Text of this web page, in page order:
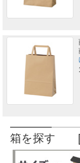
箱を探す [